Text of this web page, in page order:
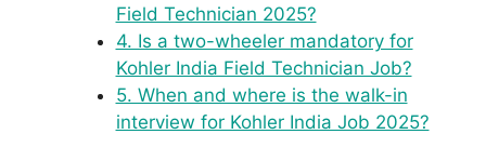
Field Technician 2025?
4. Is a two-wheeler mandatory for
Kohler India Field Technician Job?
5. When and where is the walk-in
interview for Kohler India Job 2025?